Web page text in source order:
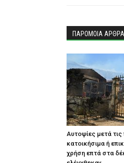
ΠΑΡΟΜΟΙΑ ΑΡΘΡΑ
Αυτοψίες μετά
κατοικήσιμα ή
χρήση επτά στα